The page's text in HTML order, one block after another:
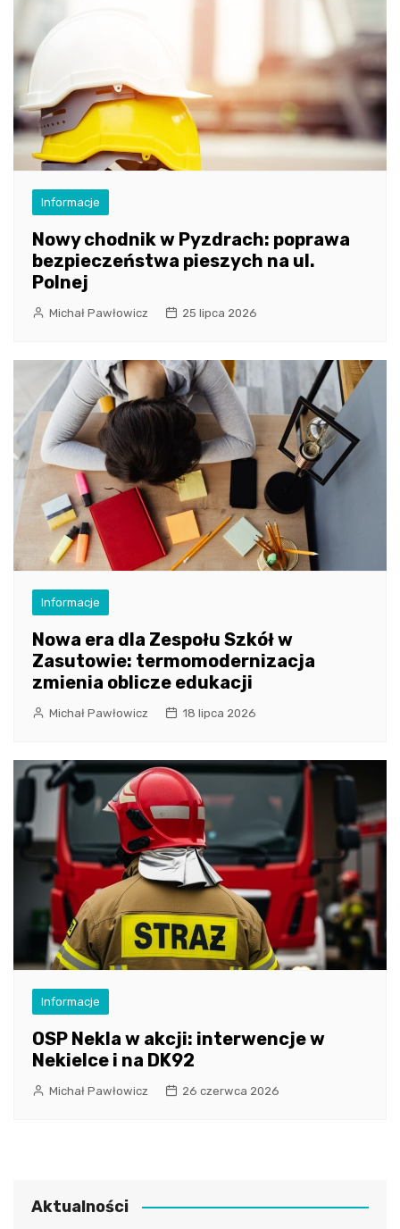
Informacje
Nowy chodnik w Pyzdrach: poprawa
bezpieczeństwa pieszych na ul.
Polnej
Michał Pawłowicz 25 lipca 2026
Informacje
Nowa era dla Zespołu Szkół w
Zasutowie: termomodernizacja
zmienia oblicze edukacji
Michał Pawłowicz 18 lipca 2026
Informacje
OSP Nekla w akcji: interwencje w
Nekielce i na DK92
Michał Pawłowicz 26 czerwca 2026
Aktualności